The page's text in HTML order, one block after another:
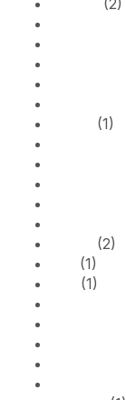
(2)
(1)
(2)
(1)
(1)